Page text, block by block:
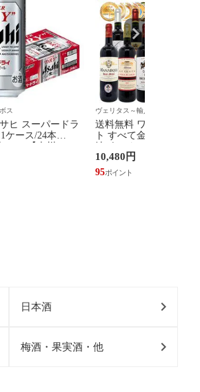
ス
ヒ スーパードラ
ケース/24本
ヴェリタス～輸入直販ワイン専門
送料無料 ワイン ワイン
ト すべて金賞フランス
(赤6本＋白6本) ワイン
大人気 紅白
10,480円
95
日本酒
梅酒・果実酒・他